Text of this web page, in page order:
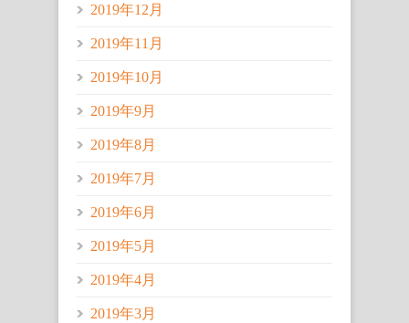
2019年12月
2019年11月
2019年10月
2019年9月
2019年8月
2019年7月
2019年6月
2019年5月
2019年4月
2019年3月